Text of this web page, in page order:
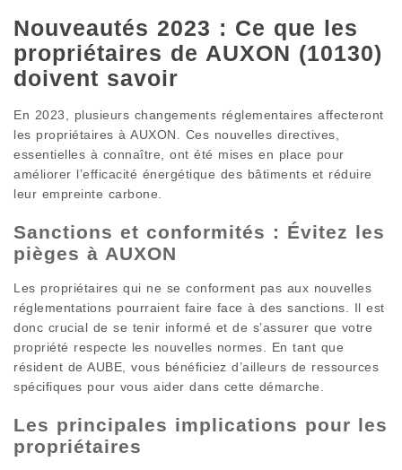
Nouveautés 2023 : Ce que les
propriétaires de AUXON (10130)
doivent savoir
En 2023, plusieurs changements réglementaires affecteront
les propriétaires à AUXON. Ces nouvelles directives,
essentielles à connaître, ont été mises en place pour
améliorer l’efficacité énergétique des bâtiments et réduire
leur empreinte carbone.
Sanctions et conformités : Évitez les
pièges à AUXON
Les propriétaires qui ne se conforment pas aux nouvelles
réglementations pourraient faire face à des sanctions. Il est
donc crucial de se tenir informé et de s’assurer que votre
propriété respecte les nouvelles normes. En tant que
résident de AUBE, vous bénéficiez d’ailleurs de ressources
spécifiques pour vous aider dans cette démarche.
Les principales implications pour les
propriétaires